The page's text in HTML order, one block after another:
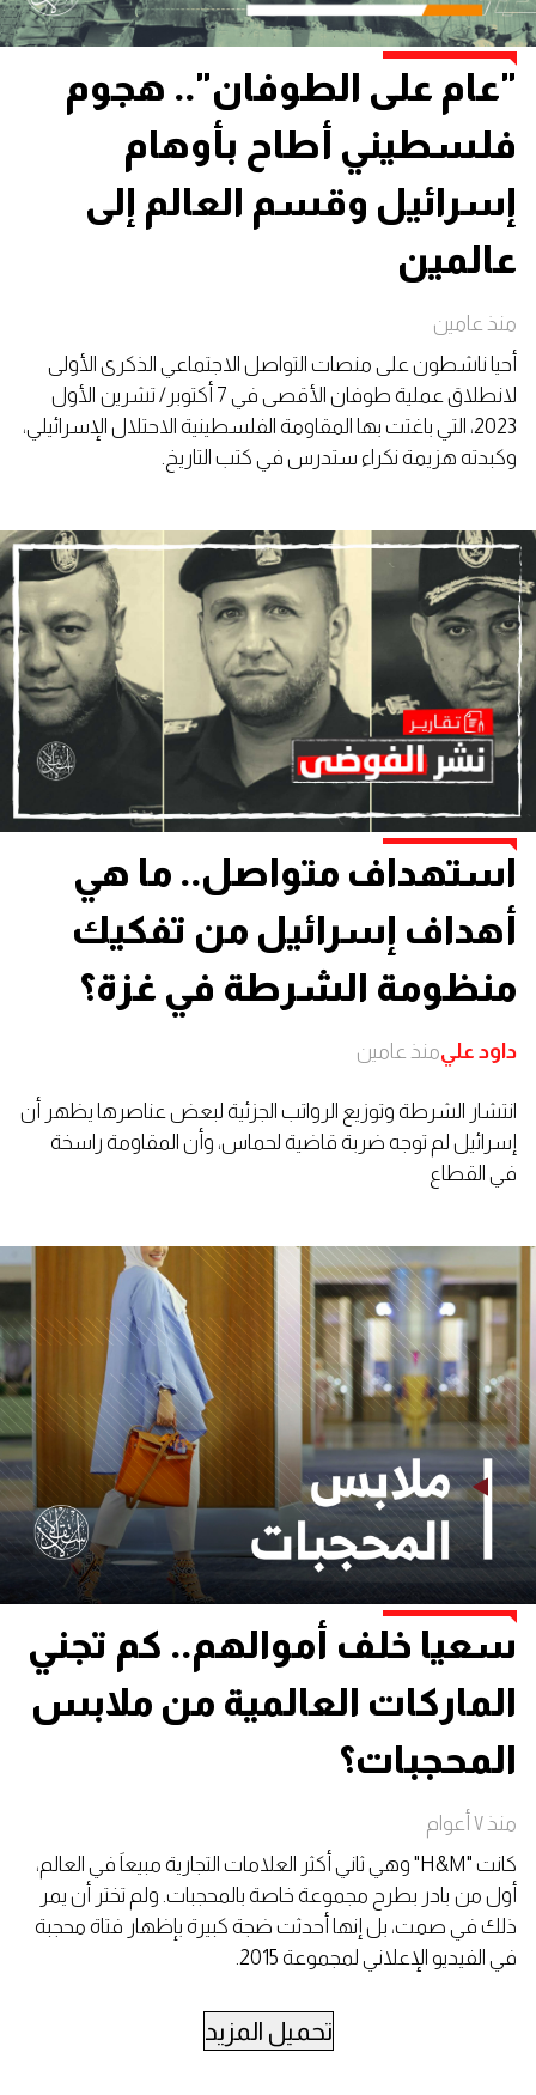
"عام على الطوفان".. هجوم
فلسطيني أطاح بأوهام
إسرائيل وقسم العالم إلى
عالمين
منذ عامين
أحيا ناشطون على منصات التواصل الاجتماعي الذكرى الأولى
لانطلاق عملية طوفان الأقصى في 7 أكتوبر/ تشرين الأول
2023، التي باغتت بها المقاومة الفلسطينية الاحتلال الإسرائيلي،
وكبدته هزيمة نكراء ستدرس في كتب التاريخ.
استهداف متواصل.. ما هي
أهداف إسرائيل من تفكيك
منظومة الشرطة في غزة؟
داود عليمنذ عامين
انتشار الشرطة وتوزيع الرواتب الجزئية لبعض عناصرها يظهر أن
إسرائيل لم توجه ضربة قاضية لحماس، وأن المقاومة راسخة
في القطاع
سعيا خلف أموالهم.. كم تجني
الماركات العالمية من ملابس
المحجبات؟
منذ ٧ أعوام
كانت "H&M" وهي ثاني أكثر العلامات التجارية مبيعاَ في العالم،
أول من بادر بطرح مجموعة خاصة بالمحجبات. ولم تختر أن يمر
ذلك في صمت، بل إنها أحدثت ضجة كبيرة بإظهار فتاة محجبة
في الفيديو الإعلاني لمجموعة 2015.
تحميل المزيد